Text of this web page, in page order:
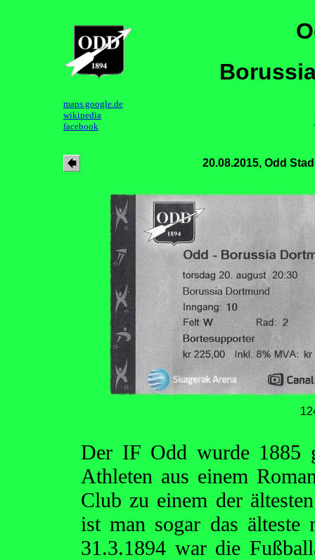
maps.google.de
wikipedia
facebook
20.08.2015, Odd
Der IF Odd wurde 1885
Athleten aus einem
Club zu einem der
ist man sogar das älteste
31.3.1894 war die